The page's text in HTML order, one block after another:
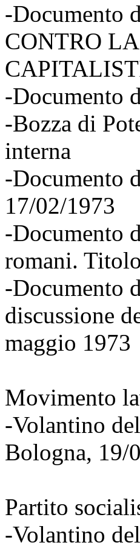
-Documento
CONTRO
-Documento
-Bozza di
interna
-Documento
17/02/1973
-Documento
romani.
-Documento
discussione
maggio 1973
Movimento
-Volantino
Bologna, 19/
Partito
-Volantino